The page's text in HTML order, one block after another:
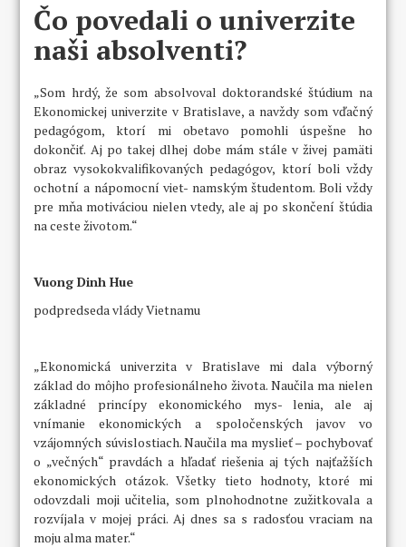
Čo povedali o univerzite
naši absolventi?
„Som hrdý, že som absolvoval doktorandské štúdium na
Ekonomickej univerzite v Bratislave, a navždy som vďačný
pedagógom, ktorí mi obetavo pomohli úspešne ho
dokončiť. Aj po takej dlhej dobe mám stále v živej pamäti
obraz vysokokvalifikovaných pedagógov, ktorí boli vždy
ochotní a nápomocní viet- namským študentom. Boli vždy
pre mňa motiváciou nielen vtedy, ale aj po skončení štúdia
na ceste životom.“
Vuong Dinh Hue
podpredseda vlády Vietnamu
„Ekonomická univerzita v Bratislave mi dala výborný
základ do môjho profesionálneho života. Naučila ma nielen
základné princípy ekonomického mys- lenia, ale aj
vnímanie ekonomických a spoločenských javov vo
vzájomných súvislostiach. Naučila ma myslieť – pochybovať
o „večných“ pravdách a hľadať riešenia aj tých najťažších
ekonomických otázok. Všetky tieto hodnoty, ktoré mi
odovzdali moji učitelia, som plnohodnotne zužitkovala a
rozvíjala v mojej práci. Aj dnes sa s radosťou vraciam na
moju alma mater.“